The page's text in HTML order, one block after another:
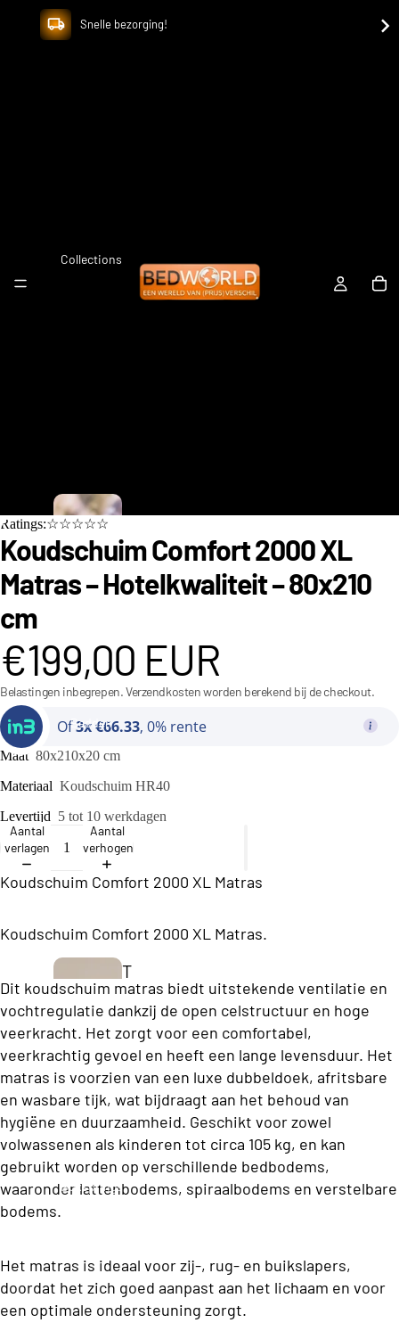
Snelle bezorging!
Collections
i
n
d
r
e
ll
a
e
c
ti
n
B
u
s
i
n
e
s
s
C
s
s
Bedden
T
w
e
p
e
r
o
s
b
e
Boxsprings
Ratings:☆☆☆☆☆
Koudschuim Comfort 2000 XL
Matras – Hotelkwaliteit – 80x210
cm
€199,00 EUR
Belastingen inbegrepen. Verzendkosten worden berekend bij de checkout.
Of3x €66.33, 0% rente
Maat 80x210x20 cm
Materiaal Koudschuim HR40
Levertijd 5 tot 10 werkdagen
Aantal
verlagen
Aantal
verhogen
Koudschuim Comfort 2000 XL Matras
Koudschuim Comfort 2000 XL Matras.
Dit koudschuim matras biedt uitstekende ventilatie en
vochtregulatie dankzij de open celstructuur en hoge
veerkracht. Het zorgt voor een comfortabel,
veerkrachtig gevoel en heeft een lange levensduur. Het
matras is voorzien van een luxe dubbeldoek, afritsbare
en wasbare tijk, wat bijdraagt aan het behoud van
hygiëne en duurzaamheid. Geschikt voor zowel
volwassenen als kinderen tot circa 105 kg, en kan
gebruikt worden op verschillende bedbodems,
waaronder lattenbodems, spiraalbodems en verstelbare
bodems.
Het matras is ideaal voor zij-, rug- en buikslapers,
doordat het zich goed aanpast aan het lichaam en voor
een optimale ondersteuning zorgt.